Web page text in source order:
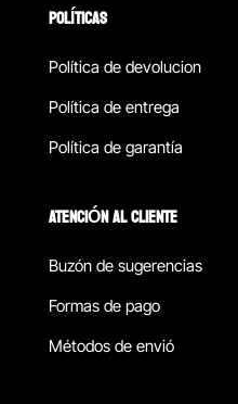
POLÍTICAS
Política de devolucion
Política de entrega
Política de garantía
ATENCIÓN AL CLIENTE
Buzón de sugerencias
Formas de pago
Métodos de envió